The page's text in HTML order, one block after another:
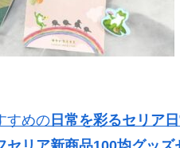
すめの 日常を彩るセリア